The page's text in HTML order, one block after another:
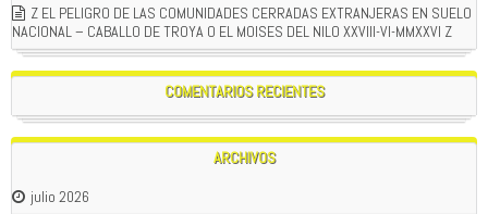
Z EL PELIGRO DE LAS COMUNIDADES CERRADAS EXTRANJERAS EN SUELO
NACIONAL – CABALLO DE TROYA O EL MOISES DEL NILO XXVIII-VI-MMXXVI Z
COMENTARIOS RECIENTES
ARCHIVOS
julio 2026